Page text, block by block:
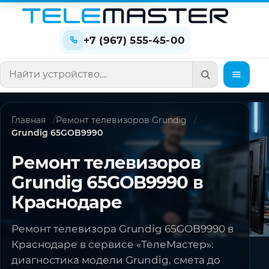
+7 (967) 555-45-00
Поиск по сайту
Главная
Ремонт телевизоров Grundig
Grundig 65GOB9990
Ремонт телевизоров
Grundig 65GOB9990 в
Краснодаре
Ремонт телевизора Grundig 65GOB9990 в
Краснодаре в сервисе «ТелеМастер»:
диагностика модели Grundig, смета до